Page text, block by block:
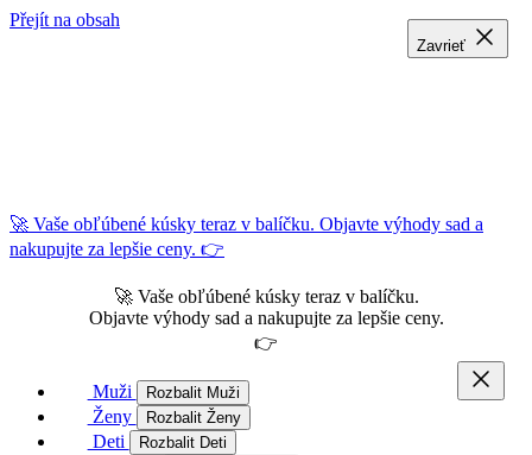
Přejít na obsah
🚀 Vaše obľúbené kúsky teraz v balíčku. Objavte výhody sad a
nakupujte za lepšie ceny. 👉
🚀 Vaše obľúbené kúsky teraz v balíčku.
Objavte výhody sad a nakupujte za lepšie ceny.
👉
Muži Rozbalit Muži
Ženy Rozbalit Ženy
Deti Rozbalit Deti
Zavrieť
Zavrieť
Zavrieť